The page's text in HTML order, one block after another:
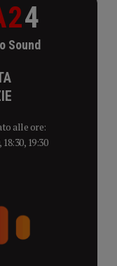
4
Sound
alle ore:
18:30, 19:30